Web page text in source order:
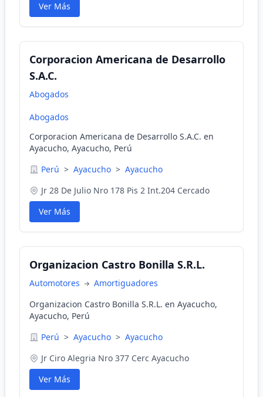
Ver Más
Corporacion Americana de Desarrollo
S.A.C.
Abogados
Abogados
Corporacion Americana de Desarrollo S.A.C. en
Ayacucho, Ayacucho, Perú
Perú > Ayacucho > Ayacucho
Jr 28 De Julio Nro 178 Pis 2 Int.204 Cercado
Ver Más
Organizacion Castro Bonilla S.R.L.
Automotores
Amortiguadores
Organizacion Castro Bonilla S.R.L. en Ayacucho,
Ayacucho, Perú
Perú > Ayacucho > Ayacucho
Jr Ciro Alegria Nro 377 Cerc Ayacucho
Ver Más